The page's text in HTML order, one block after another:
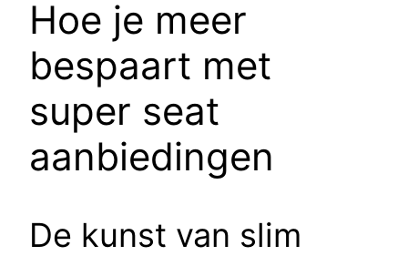
Hoe je meer
bespaart met
super seat
aanbiedingen
De kunst van slim